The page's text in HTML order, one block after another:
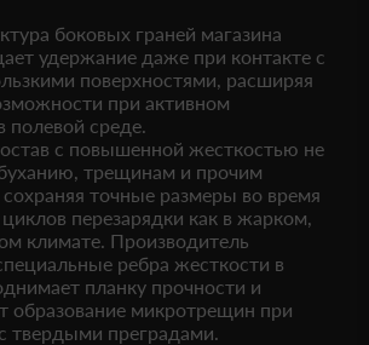
боковых граней магазина
удержание даже при контакте с
поверхностями, расширяя
при активном
полевой среде.
с повышенной жесткостью не
трещинам и прочим
точные размеры во время
перезарядки как в жарком,
климате. Производитель
ребра жесткости в
планку прочности и
образование микротрещин при
твердыми преградами.